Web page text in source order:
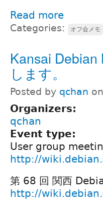
Read more
Categories: オフ会メモ
Kansai
します。
Posted by qchan on
Organizers:
qchan
Event type:
User group
http://
第 68 回 関西
http://